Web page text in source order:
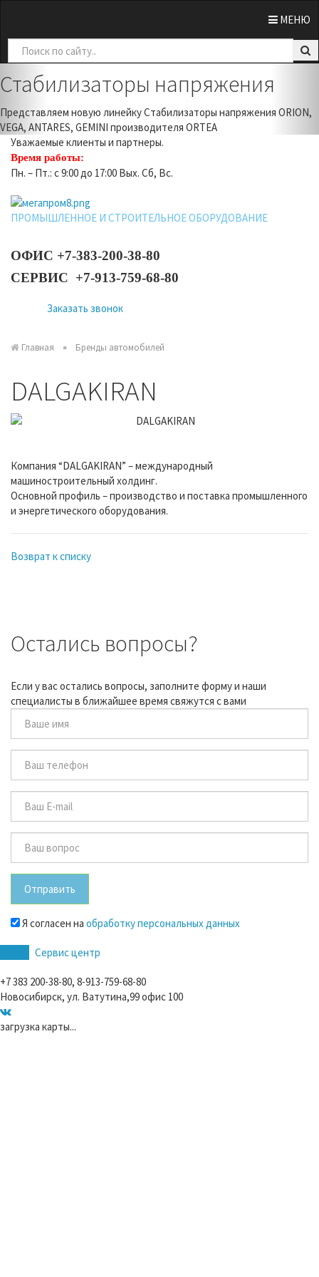
МЕНЮ
Previous
Стабилизаторы напряжения
Представляем новую линейку Стабилизаторы напряжения ORION,
VEGA, ANTARES, GEMINI производителя ORTEA
Уважаемые клиенты и партнеры.
Время работы:
Пн. – Пт.: с 9:00 до 17:00 Вых. Сб, Вс.
ПРОМЫШЛЕННОЕ И СТРОИТЕЛЬНОЕ ОБОРУДОВАНИЕ
ОФИС +7-383-200-38-80
СЕРВИС +7-913-759-68-80
Заказать звонок
Главная Бренды автомобилей
DALGAKIRAN
Компания “DALGAKIRAN” – международный
машиностроительный холдинг.
Основной профиль – производство и поставка промышленного
и энергетического оборудования.
Возврат к списку
Остались вопросы?
Если у вас остались вопросы, заполните форму и наши
специалисты в ближайшее время свяжутся с вами
Отправить
Я согласен на обработку персональных данных
Сервис центр
+7 383 200-38-80, 8-913-759-68-80
Новосибирск, ул. Ватутина,99 офис 100
загрузка карты...